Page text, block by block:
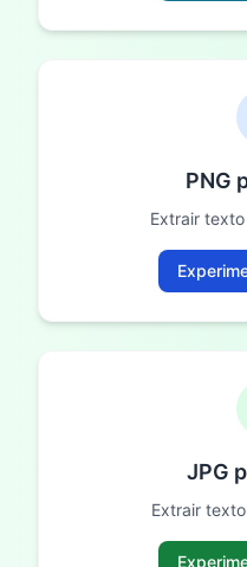
PNG
Extrair
JPG
Extrair